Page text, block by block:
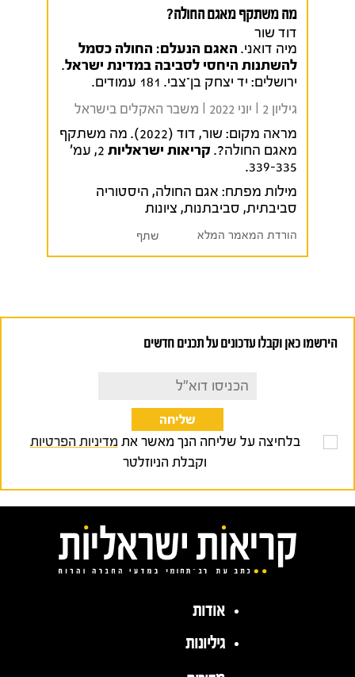
מה משתקף מאגם החולה?
דוד שור
מיה דואני. האגם הנעלם: החולה כסמל
להשתנות היחסי לסביבה במדינת ישראל.
ירושלים: יד יצחק בן־צבי. 181 עמודים.
גיליון 2 I יוני 2022 I משבר האקלים בישראל
מראה מקום:
שור, דוד (2022). מה משתקף
מאגם החולה?.קריאות ישראליות
2, עמ'
339-335.
מילות מפתח: אגם החולה, היסטוריה
סביבתית, סביבתנות, ציונות
הורדת המאמר המלא שתף
הירשמו כאן וקבלו עדכונים על תכנים חדשים
בלחיצה על שליחה הנך מאשר את מדיניות הפרטיות
וקבלת הניוזלטר
אודות
גיליונות